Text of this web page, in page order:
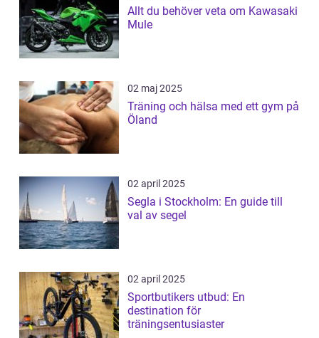
Allt du behöver veta om Kawasaki
Mule
02 maj 2025
Träning och hälsa med ett gym på
Öland
02 april 2025
Segla i Stockholm: En guide till
val av segel
02 april 2025
Sportbutikers utbud: En
destination för
träningsentusiaster